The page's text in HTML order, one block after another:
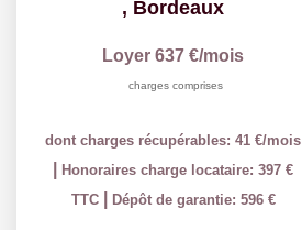
, Bordeaux
Loyer 637 €/mois
charges comprises
dont charges récupérables: 41 €/mois
Honoraires charge locataire: 397 €
TTC
Dépôt de garantie: 596 €